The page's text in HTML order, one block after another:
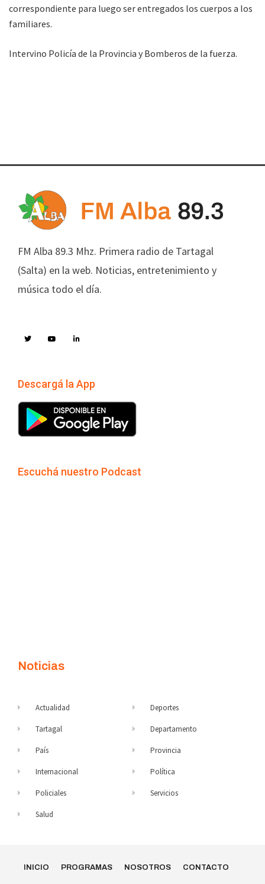
correspondiente para luego ser entregados los cuerpos a los
familiares.
Intervino Policía de la Provincia y Bomberos de la fuerza.
FM Alba 89.3 Mhz. Primera radio de Tartagal
(Salta) en la web. Noticias, entretenimiento y
música todo el día.
Descargá la App
Escuchá nuestro Podcast
Noticias
Actualidad
Tartagal
País
Internacional
Policiales
Salud
Deportes
Departamento
Provincia
Política
Servicios
INICIO PROGRAMAS NOSOTROS CONTACTO